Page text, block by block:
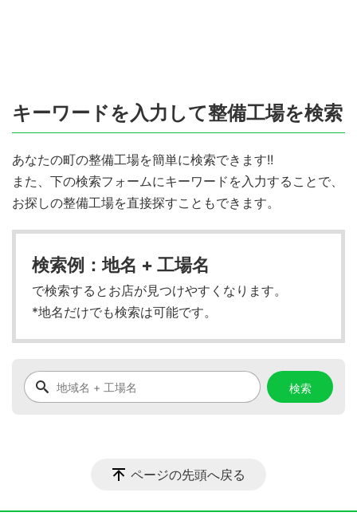
キーワードを入力して整備工場を検索
あなたの町の整備工場を簡単に検索できます!!
また、下の検索フォームにキーワードを入力することで、
お探しの整備工場を直接探すこともできます。
検索例：地名 + 工場名
で検索するとお店が見つけやすくなります。
*地名だけでも検索は可能です。
ページの先頭へ戻る